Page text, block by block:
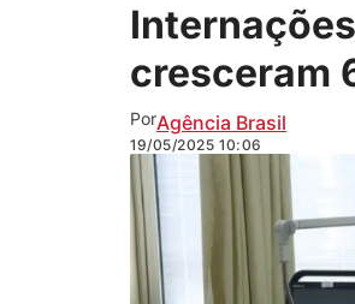
cresceram
PorAgência Brasil
19/05/2025 10:06